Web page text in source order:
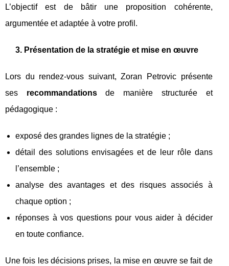
L’objectif est de bâtir une proposition cohérente,
argumentée et adaptée à votre profil.
3. Présentation de la stratégie et mise en œuvre
Lors du rendez-vous suivant, Zoran Petrovic présente
ses recommandationsde manière structurée et
pédagogique :
exposé des grandes lignes de la stratégie ;
détail des solutions envisagées et de leur rôle dans
l’ensemble ;
analyse des avantages et des risques associés à
chaque option ;
réponses à vos questions pour vous aider à décider
en toute confiance.
Une fois les décisions prises, la mise en œuvre se fait de